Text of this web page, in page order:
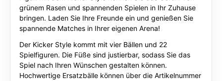
grünem Rasen und spannenden Spielen in Ihr Zuhause
bringen. Laden Sie Ihre Freunde ein und genießen Sie
spannende Matches in Ihrer eigenen Arena!
Der Kicker Style kommt mit vier Bällen und 22
Spielfiguren. Die Füße sind justierbar, sodass Sie das
Spiel nach Ihren Wünschen gestalten können.
Hochwertige Ersatzbälle können über die Artikelnummer